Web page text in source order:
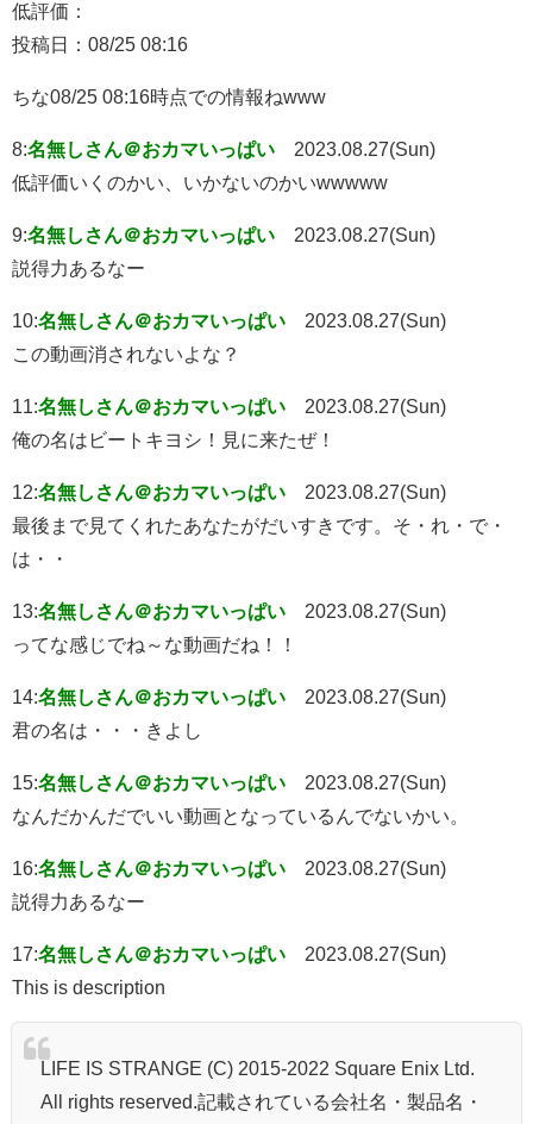
低評価：
投稿日：08/25 08:16
ちな08/25 08:16時点での情報ねwww
8:名無しさん＠おカマいっぱい
2023.08.27(Sun)
低評価いくのかい、いかないのかいwwwww
9:名無しさん＠おカマいっぱい
2023.08.27(Sun)
説得力あるなー
10:名無しさん＠おカマいっぱい
2023.08.27(Sun)
この動画消されないよな？
11:名無しさん＠おカマいっぱい
2023.08.27(Sun)
俺の名はビートキヨシ！見に来たぜ！
12:名無しさん＠おカマいっぱい
2023.08.27(Sun)
最後まで見てくれたあなたがだいすきです。そ・れ・で・
は・・
13:名無しさん＠おカマいっぱい
2023.08.27(Sun)
ってな感じでね～な動画だね！！
14:名無しさん＠おカマいっぱい
2023.08.27(Sun)
君の名は・・・きよし
15:名無しさん＠おカマいっぱい
2023.08.27(Sun)
なんだかんだでいい動画となっているんでないかい。
16:名無しさん＠おカマいっぱい
2023.08.27(Sun)
説得力あるなー
17:名無しさん＠おカマいっぱい
2023.08.27(Sun)
This is description
LIFE IS STRANGE (C) 2015-2022 Square Enix Ltd.
All rights reserved.記載されている会社名・製品名・